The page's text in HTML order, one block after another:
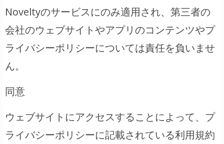
Noveltyのサービスにのみ適用され、第三者の
会社のウェブサイトやアプリのコンテンツやプ
ライバシーポリシーについては責任を負いませ
ん。
同意
ウェブサイトにアクセスすることによって、プ
ライバシーポリシーに記載されている利用規約